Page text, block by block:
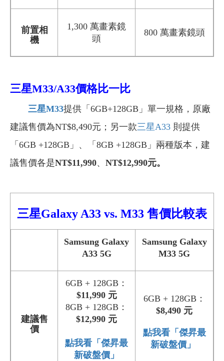
前置相
機
1,300 萬畫素鏡
頭
800 萬畫素鏡頭
三星M33/A33價格比一比
三星M33提供「6GB+128GB」單一規格，原廠
建議售價為NT$8,490元；另一款三星A33 則提供
「6GB +128GB」、「8GB +128GB」兩種版本，建
議售價各是NT$11,990、 NT$12,990元。
三星Galaxy A33 vs. M33 售價比較表
Samsung Galaxy
A33 5G
Samsung Galaxy
M33 5G
建議售
價
6GB + 128GB：
$11,990 元
8GB + 128GB：
$12,990 元
點我看「傑昇最
新破盤價」
6GB + 128GB：
$8,490 元
點我看「傑昇最
新破盤價」